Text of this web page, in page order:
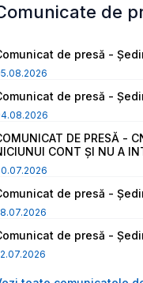
de
de presă -
de presă -
DE PRESĂ -
CONT ȘI NU A
de presă -
de presă -